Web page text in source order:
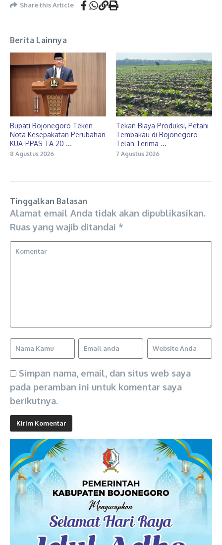
Share this Article
Berita Lainnya
Bupati Bojonegoro Teken
Nota Kesepakatan Perubahan
KUA-PPAS TA 20 ...
8 Agustus 2026
Tekan Biaya Produksi, Petani
Tembakau di Bojonegoro
Telah Terima ...
7 Agustus 2026
Tinggalkan Balasan
Alamat email Anda tidak akan dipublikasikan.
Ruas yang wajib ditandai *
Simpan nama, email, dan situs web saya
pada peramban ini untuk komentar saya
berikutnya.